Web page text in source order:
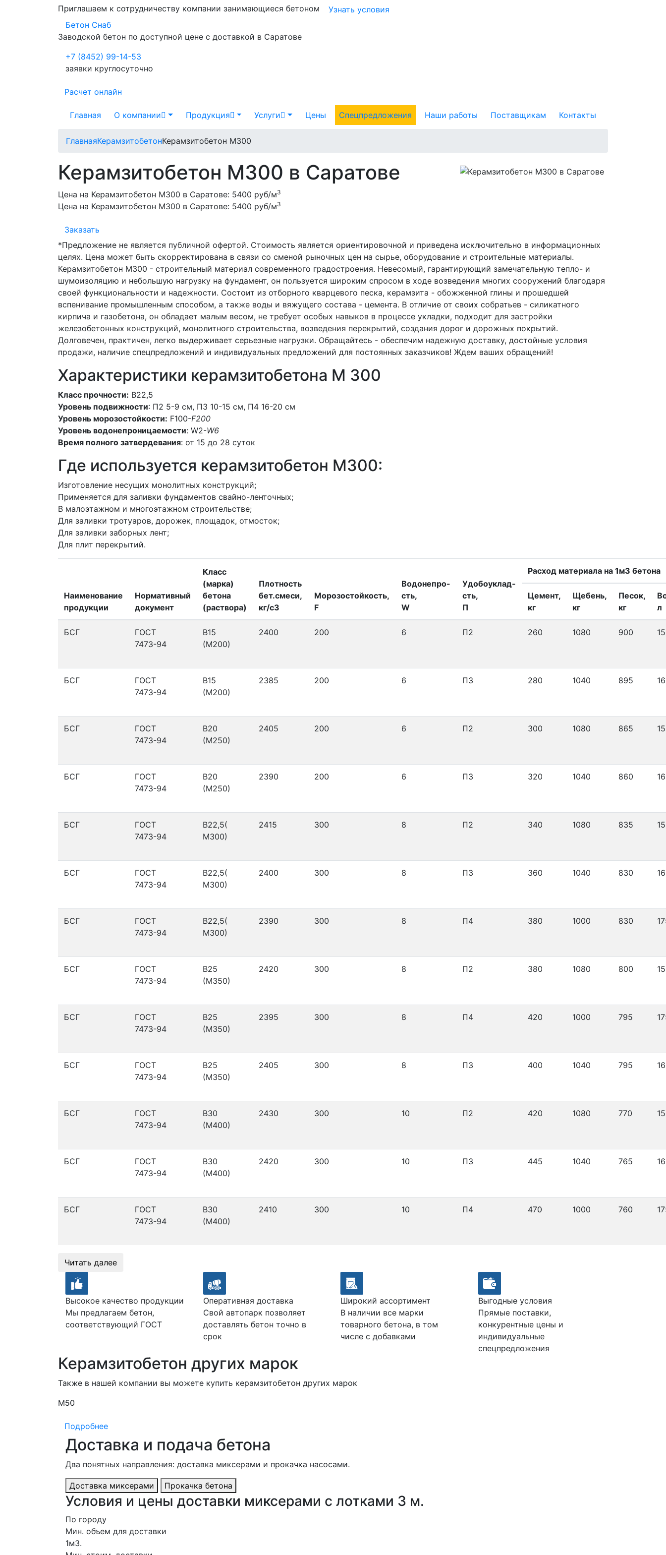
Приглашаем к сотрудничеству компании занимающиеся бетоном
Узнать условия
Бетон Снаб
Заводской бетон по доступной цене с доставкой в Саратове
+7 (8452) 99-14-53
заявки круглосуточно
Расчет онлайн
Главная О компании Продукция Услуги Цены Спецпредложения Наши работы Поставщикам Контакты
ГлавнаяКерамзитобетонКерамзитобетон М300
Керамзитобетон М300 в Саратове
Цена на Керамзитобетон М300 в Саратове: 5400 руб/м3
Цена на Керамзитобетон М300 в Саратове: 5400 руб/м3
Заказать
*Предложение не является публичной офертой. Стоимость является ориентировочной и приведена исключительно в информационных
целях. Цена может быть скорректирована в связи со сменой рыночных цен на сырье, оборудование и строительные материалы.
Керамзитобетон М300 - строительный материал современного градостроения. Невесомый, гарантирующий замечательную тепло- и
шумоизоляцию и небольшую нагрузку на фундамент, он пользуется широким спросом в ходе возведения многих сооружений благодаря
своей функциональности и надежности. Состоит из отборного кварцевого песка, керамзита - обожженной глины и прошедшей
вспенивание промышленным способом, а также воды и вяжущего состава - цемента. В отличие от своих собратьев - силикатного
кирпича и газобетона, он обладает малым весом, не требует особых навыков в процессе укладки, подходит для застройки
железобетонных конструкций, монолитного строительства, возведения перекрытий, создания дорог и дорожных покрытий.
Долговечен, практичен, легко выдерживает серьезные нагрузки. Обращайтесь - обеспечим надежную доставку, достойные условия
продажи, наличие спецпредложений и индивидуальных предложений для постоянных заказчиков! Ждем ваших обращений!
Характеристики керамзитобетона М 300
Класс прочности: В22,5
Уровень подвижности: П2 5-9 см, П3 10-15 см, П4 16-20 см
Уровень морозостойкости: F100-F200
Уровень водонепроницаемости: W2-W6
Время полного затвердевания: от 15 до 28 суток
Где используется керамзитобетон M300:
Изготовление несущих монолитных конструкций;
Применяется для заливки фундаментов свайно-ленточных;
В малоэтажном и многоэтажном строительстве;
Для заливки тротуаров, дорожек, площадок, отмосток;
Для заливки заборных лент;
Для плит перекрытий.
Наименование
продукции
Нормативный
документ
Класс
(марка)
бетона
(раствора)
Плотность
бет.смеси,
кг/с3
Морозостойкость,
F
Водонепро-
сть,
W
Удобоуклад-
сть,
П
Расход материала на 1м3 бетона
Цемент,
кг
Щебень,
кг
Песок,
кг
л
БСГ
ГОСТ
7473-94
В15
(М200)
2400 200 6 П2 260 1080 900
БСГ
ГОСТ
7473-94
В15
(М200)
2385 200 6 П3 280 1040 895
БСГ
ГОСТ
7473-94
В20
(М250)
2405 200 6 П2 300 1080 865
БСГ
ГОСТ
7473-94
В20
(М250)
2390 200 6 П3 320 1040 860
БСГ
ГОСТ
7473-94
В22,5(
М300)
2415 300 8 П2 340 1080 835
БСГ
ГОСТ
7473-94
В22,5(
М300)
2400 300 8 П3 360 1040 830
БСГ
ГОСТ
7473-94
В22,5(
М300)
2390 300 8 П4 380 1000 830
БСГ
ГОСТ
7473-94
В25
(М350)
2420 300 8 П2 380 1080 800
БСГ
ГОСТ
7473-94
В25
(М350)
2395 300 8 П4 420 1000 795
БСГ
ГОСТ
7473-94
В25
(М350)
2405 300 8 П3 400 1040 795
БСГ
ГОСТ
7473-94
В30
(М400)
2430 300 10 П2 420 1080 770
БСГ
ГОСТ
7473-94
В30
(М400)
2420 300 10 П3 445 1040 765
БСГ
ГОСТ
7473-94
В30
(М400)
2410 300 10 П4 470 1000 760
Читать далее
Высокое качество продукции
Мы предлагаем бетон,
соответствующий ГОСТ
Оперативная доставка
Свой автопарк позволяет
доставлять бетон точно в
срок
Широкий ассортимент
В наличии все марки
товарного бетона, в том
числе с добавками
Выгодные условия
Прямые поставки,
конкурентные цены и
индивидуальные
спецпредложения
Керамзитобетон других марок
Также в нашей компании вы можете купить керамзитобетон других марок
М50
Подробнее
Доставка и подача бетона
Два понятных направления: доставка миксерами и прокачка насосами.
Доставка миксерами Прокачка бетона
Условия и цены доставки миксерами с лотками 3 м.
По городу
Мин. объем для доставки
1м3.